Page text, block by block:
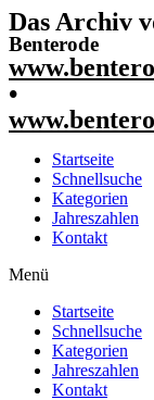
Das Archiv
Benterode
•
Startseite
Schnellsuche
Kategorien
Jahreszahlen
Kontakt
Menü
Startseite
Schnellsuche
Kategorien
Jahreszahlen
Kontakt